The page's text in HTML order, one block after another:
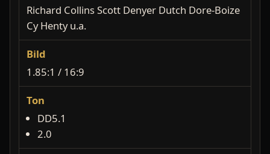
Richard Collins Scott Denyer Dutch Dore-Boize
Cy Henty u.a.
Bild
1.85:1 / 16:9
Ton
DD5.1
2.0